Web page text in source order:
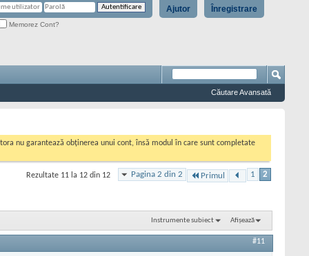
Înregistrare
Ajutor
Memorez Cont?
Căutare Avansată
nu garantează obținerea unui cont, însă modul în care sunt completate
Pagina 2 din 2 Primul 1 2
Rezultate 11 la 12 din 12
Instrumente subiect Afișează
#11